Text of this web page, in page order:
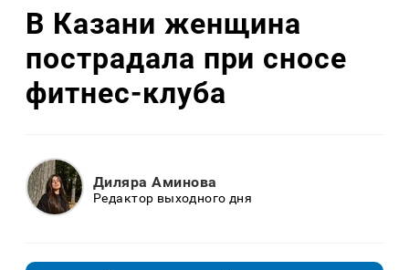
В Казани женщина
пострадала при сносе
фитнес-клуба
Диляра Аминова
Редактор выходного дня